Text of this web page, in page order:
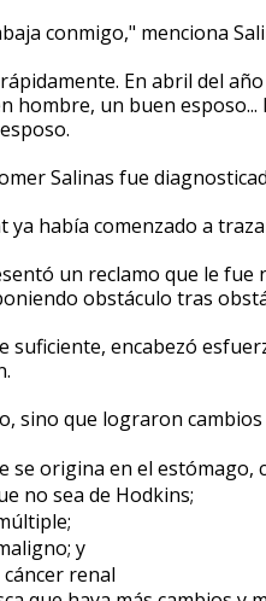
conmigo," menciona
En abril del
hombre, un buen
Salinas fue
ya había comenzado a
un reclamo que le fue
obstáculo tras
suficiente, encabezó
sino que lograron
se origina en el
no sea de Hodkins;
y
renal